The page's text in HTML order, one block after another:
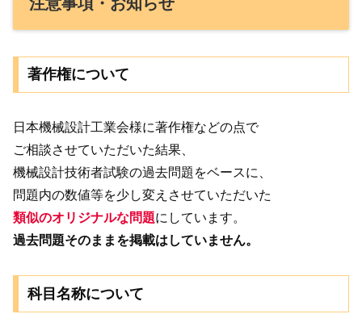
著作権について
日本機械設計工業会様に著作権などの点で
ご相談させていただいた結果、
機械設計技術者試験の過去問題をベースに、
問題内の数値等を少し変えさせていただいた
類似のオリジナルな問題にしています。
過去問題そのままを掲載はしていません。
科目名称について